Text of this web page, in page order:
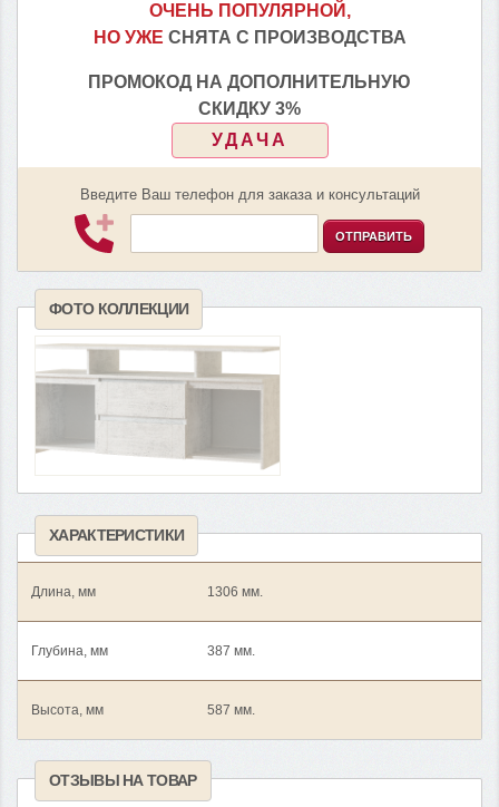
ОЧЕНЬ ПОПУЛЯРНОЙ,
НО УЖЕ СНЯТА С ПРОИЗВОДСТВА
ПРОМОКОД НА ДОПОЛНИТЕЛЬНУЮ
СКИДКУ 3%
УДАЧА
Введите Ваш телефон для заказа и консультаций
ОТПРАВИТЬ
ФОТО КОЛЛЕКЦИИ
ХАРАКТЕРИСТИКИ
Длина, мм 1306 мм.
Глубина, мм 387 мм.
Высота, мм 587 мм.
ОТЗЫВЫ НА ТОВАР